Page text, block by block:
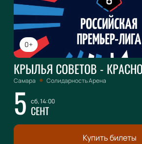
0+
КРЫЛЬЯ СОВЕТОВ -
Самара Солидарность Арена
5 сб, 14:00
СЕНТ
Купить билеты